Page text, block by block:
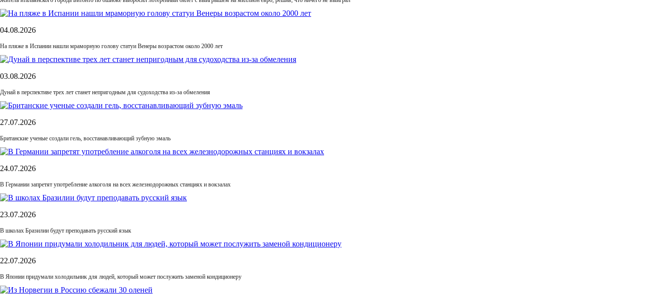
04.08.2026
На пляже в Испании нашли мраморную голову статуи Венеры возрастом около 2000 лет
03.08.2026
Дунай в перспективе трех лет станет непригодным для судоходства из-за обмеления
27.07.2026
Британские ученые создали гель, восстанавливающий зубную эмаль
24.07.2026
В Германии запретят употребление алкоголя на всех железнодорожных станциях и вокзалах
23.07.2026
В школах Бразилии будут преподавать русский язык
22.07.2026
В Японии придумали холодильник для людей, который может послужить заменой кондиционеру